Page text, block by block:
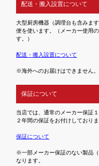
配送・搬入設置について
大型厨房機器（調理台も含みま
便を使います。（メーカー使用
す。）
配送・搬入設置について
※海外へのお届けはできません。
保証について
当店では、通常のメーカー保証
２年間の保証をお付けしておりま
保証について
※一部メーカー保証のない製品
なります。